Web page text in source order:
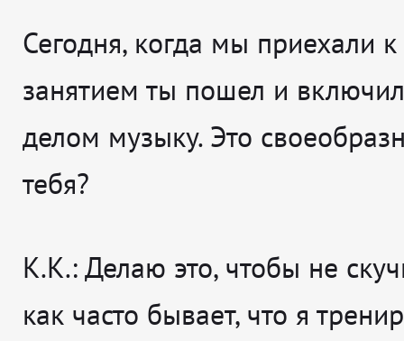
Сегодня, когда мы приехали к
занятием ты пошел и
делом музыку. Это
тебя?
К.К.: Делаю это, чтобы не
как часто бывает, что я